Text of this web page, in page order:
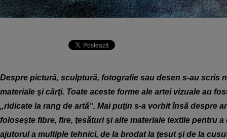
Despre pictură, sculptură, fotografie sau desen s-au scris
materiale şi cărţi. Toate aceste forme ale artei vizuale au
„ridicate la rang de artă“. Mai puţin s-a vorbit însă despre
foloseşte fibre, fire, ţesături şi alte materiale textile pentru
ajutorul a multiple tehnici, de la brodat la ţesut şi de la